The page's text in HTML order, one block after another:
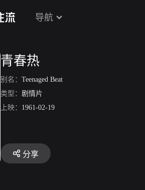
导航
青春热
别名： Teenaged Beat
类型： 剧情片
上映： 1961-02-19
分享